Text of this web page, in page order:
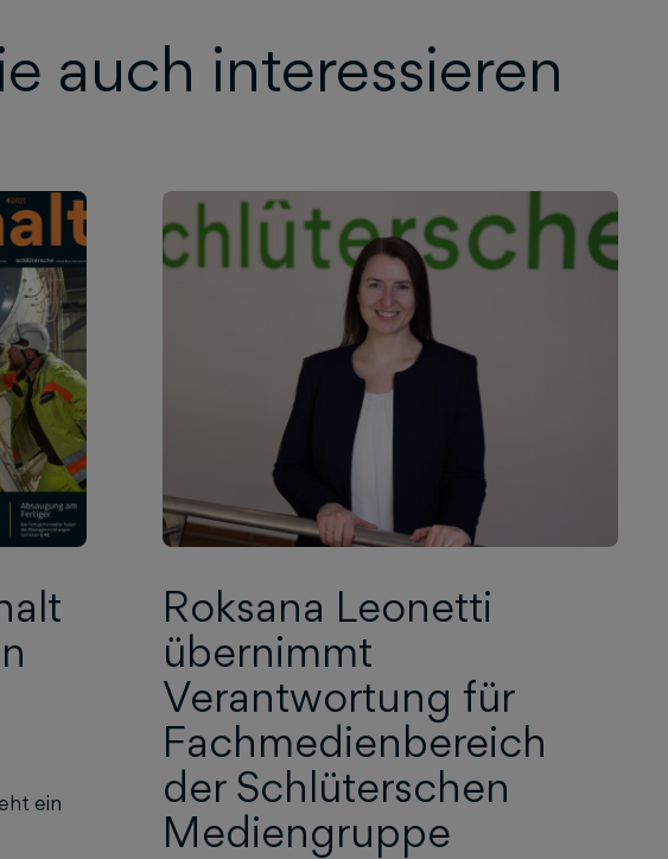
auch interessieren
ein
Roksana Leonetti
übernimmt
Verantwortung für
Fachmedienbereich
der Schlüterschen
Mediengruppe